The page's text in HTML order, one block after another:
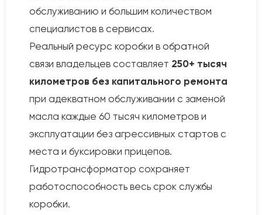
обслуживанию и большим количеством
специалистов в сервисах.
Реальный ресурс коробки в обратной
связи владельцев составляет 250+ тысяч
километров без капитального ремонта
при адекватном обслуживании с заменой
масла каждые 60 тысяч километров и
эксплуатации без агрессивных стартов с
места и буксировки прицепов.
Гидротрансформатор сохраняет
работоспособность весь срок службы
коробки.